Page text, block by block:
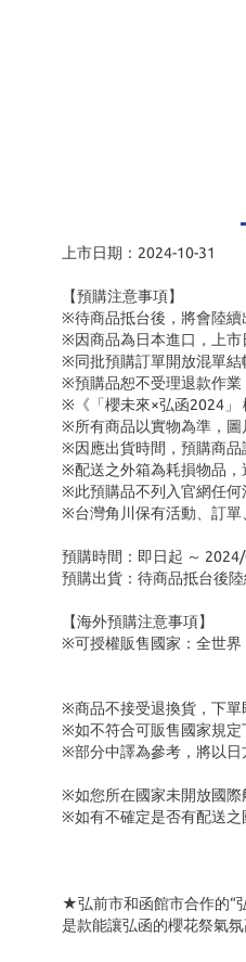
上市日期：2024-10-31
【預購注意事項】
※待商品抵台後，將會陸續
※因商品為日本進口，上市
※同批預購訂單開放混單結
※預購品恕不受理退款作業
※《「櫻未來×弘函2024」
※所有商品以實物為準，圖
※因應出貨時間，預購商品
※配送之外箱為耗損物品，
※此預購品不列入官網任何
※台灣角川保有活動、訂單
預購時間：即日起 ～
預購出貨：待商品抵台後
【海外預購注意事項】
※可授權販售國家：全世界
※商品不接受退換貨，下單
※如不符合可販售國家規定
※部分中譯為參考，將以日
※如您所在國家未開放國際
※如有不確定是否有配送
★弘前市和函館市合作的“
是款能讓弘函的櫻花祭氣氛